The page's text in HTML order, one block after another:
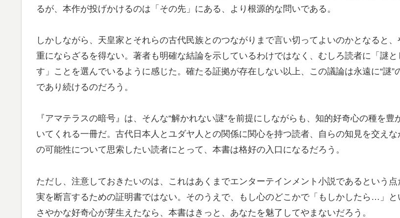
るが、本作が投げかけるのは「その先」にある、より根源的な問いである。
しかしながら、天皇家とそれらの古代民族とのつながりまで言い切ってよいのかとなると、
重にならざるを得ない。著者も明確な結論を示しているわけではなく、むしろ読者に「謎と
す」ことを選んでいるように感じた。確たる証拠が存在しない以上、この議論は永遠に“謎”
であり続けるのだろう。
『アマテラスの暗号』は、そんな“解かれない謎”を前提にしながらも、知的好奇心の種を豊
いてくれる一冊だ。古代日本人とユダヤ人との関係に関心を持つ読者、自らの知見を交えな
の可能性について思索したい読者にとって、本書は格好の入口になるだろう。
ただし、注意しておきたいのは、これはあくまでエンターテインメント小説であるという点
実を断言するための証明書ではない。そのうえで、もし心のどこかで「もしかしたら…」と
さやかな好奇心が芽生えたなら、本書はきっと、あなたを魅了してやまないだろう。